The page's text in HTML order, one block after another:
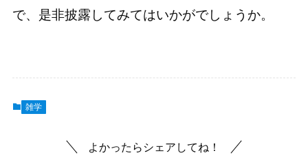
で、是非披露してみてはいかがでしょうか。
雑学
よかったらシェアしてね！